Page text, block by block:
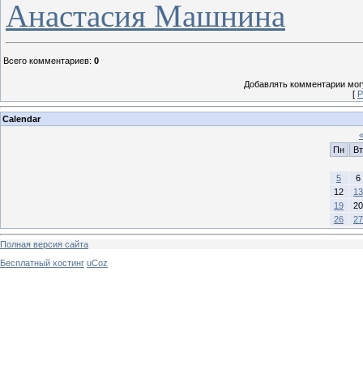
Анастасия Машнина
Всего комментариев: 0
Добавлять комментарии
[
Calendar
«
Пн
Вт
5
6
12
13
19
20
26
27
Полная версия сайта
Бесплатный хостинг uCoz